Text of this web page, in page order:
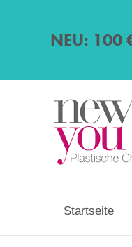
NEU: 100
Startseite